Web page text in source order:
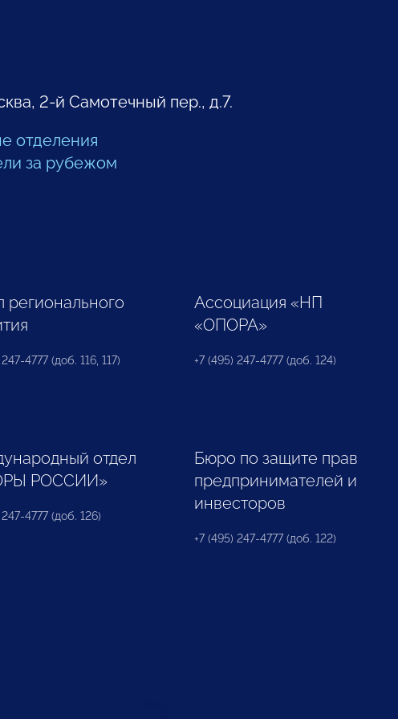
2-й Самотечный пер., д.7.
отделения
за рубежом
регионального
4777 (доб. 116, 117)
Ассоциация «НП
«ОПОРА»
+7 (495) 247-4777 (доб. 124)
отдел
РОССИИ»
4777 (доб. 126)
Бюро по защите прав
предпринимателей и
инвесторов
+7 (495) 247-4777 (доб. 122)